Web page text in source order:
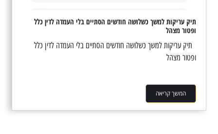
תיק עריקות למשך כשלושה חודשים הסתיים בלי העמדה לדין כלל
ופטור מצהל
תיק עריקות למשך כשלושה חודשים הסתיים בלי העמדה לדין כלל
ופטור מצהל
המשך קריאה